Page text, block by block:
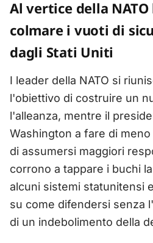
Al vertice della
colmare i vuoti di
dagli Stati Uniti
I leader della NATO si
l'obiettivo di costruire un
l'alleanza, mentre il
Washington a fare di
di assumersi maggiori
corrono a tappare i buchi
alcuni sistemi statunitensi
su come difendersi senza
di un indebolimento della